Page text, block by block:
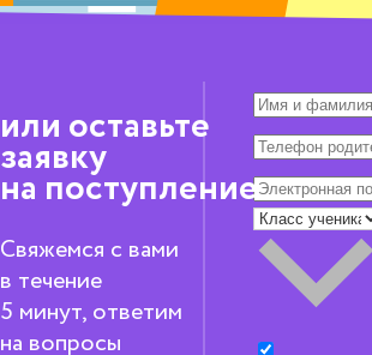
или оставьте
заявку
на поступление
Свяжемся с вами
в течение
5 минут, ответим
на вопросы